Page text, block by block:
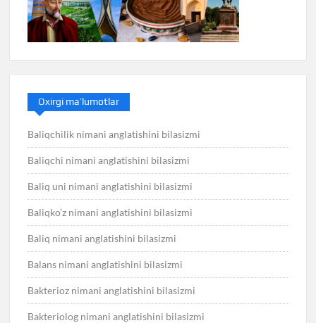
Oxirgi ma’lumotlar
Baliqchilik nimani anglatishini bilasizmi
Baliqchi nimani anglatishini bilasizmi
Baliq uni nimani anglatishini bilasizmi
Baliqko’z nimani anglatishini bilasizmi
Baliq nimani anglatishini bilasizmi
Balans nimani anglatishini bilasizmi
Bakterioz nimani anglatishini bilasizmi
Bakteriolog nimani anglatishini bilasizmi